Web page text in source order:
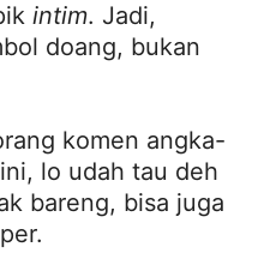
intim. Jadi,
doang, bukan
komen angka-
lo udah tau deh
bareng, bisa juga